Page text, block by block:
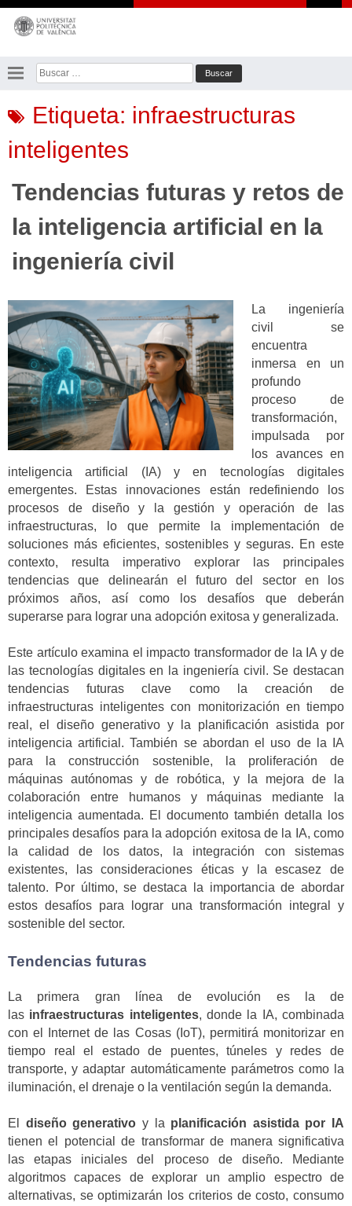
Saltar
contenido
Buscar:
Etiqueta: infraestructuras
inteligentes
Tendencias futuras y retos de
la inteligencia artificial en la
ingeniería civil
La ingeniería
civil se
encuentra
inmersa en un
profundo
proceso de
transformación,
impulsada por
los avances en
inteligencia artificial (IA) y en tecnologías digitales
emergentes. Estas innovaciones están redefiniendo los
procesos de diseño y la gestión y operación de las
infraestructuras, lo que permite la implementación de
soluciones más eficientes, sostenibles y seguras. En este
contexto, resulta imperativo explorar las principales
tendencias que delinearán el futuro del sector en los
próximos años, así como los desafíos que deberán
superarse para lograr una adopción exitosa y generalizada.
Este artículo examina el impacto transformador de la IA y de
las tecnologías digitales en la ingeniería civil. Se destacan
tendencias futuras clave como la creación de
infraestructuras inteligentes con monitorización en tiempo
real, el diseño generativo y la planificación asistida por
inteligencia artificial. También se abordan el uso de la IA
para la construcción sostenible, la proliferación de
máquinas autónomas y de robótica, y la mejora de la
colaboración entre humanos y máquinas mediante la
inteligencia aumentada. El documento también detalla los
principales desafíos para la adopción exitosa de la IA, como
la calidad de los datos, la integración con sistemas
existentes, las consideraciones éticas y la escasez de
talento. Por último, se destaca la importancia de abordar
estos desafíos para lograr una transformación integral y
sostenible del sector.
Tendencias futuras
La primera gran línea de evolución es la de
las infraestructuras inteligentes, donde la IA, combinada
con el Internet de las Cosas (IoT), permitirá monitorizar en
tiempo real el estado de puentes, túneles y redes de
transporte, y adaptar automáticamente parámetros como la
iluminación, el drenaje o la ventilación según la demanda.
El diseño generativo y la planificación asistida por IA
tienen el potencial de transformar de manera significativa
las etapas iniciales del proceso de diseño. Mediante
algoritmos capaces de explorar un amplio espectro de
alternativas, se optimizarán los criterios de costo, consumo